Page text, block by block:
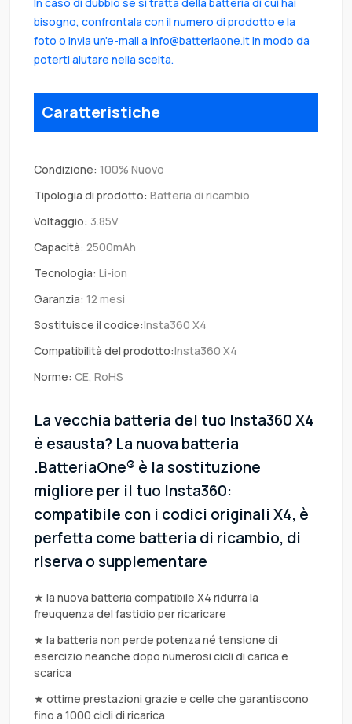
In caso di dubbio se si tratta della batteria di cui hai
bisogno, confrontala con il numero di prodotto e la
foto o invia un'e-mail a info@batteriaone.it in modo da
poterti aiutare nella scelta.
Caratteristiche
Condizione: 100% Nuovo
Tipologia di prodotto: Batteria di ricambio
Voltaggio: 3.85V
Capacità: 2500mAh
Tecnologia: Li-ion
Garanzia: 12 mesi
Sostituisce il codice:Insta360 X4
Compatibilità del prodotto:Insta360 X4
Norme: CE, RoHS
La vecchia batteria del tuo Insta360 X4
è esausta? La nuova batteria
.BatteriaOne® è la sostituzione
migliore per il tuo Insta360:
compatibile con i codici originali X4, è
perfetta come batteria di ricambio, di
riserva o supplementare
★ la nuova batteria compatibile X4 ridurrà la
freuquenza del fastidio per ricaricare
★ la batteria non perde potenza né tensione di
esercizio neanche dopo numerosi cicli di carica e
scarica
★ ottime prestazioni grazie e celle che garantiscono
fino a 1000 cicli di ricarica